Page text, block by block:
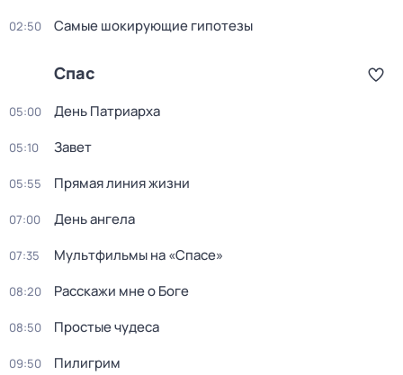
02:50 Самые шoкиpующие гипотезы
Спас
05:00 День Патриарха
05:10 Завет
05:55 Прямая линия жизни
07:00 День ангела
07:35 Мультфильмы на «Спасе»
08:20 Расскажи мне о Боге
08:50 Простые чудеса
09:50 Пилигрим